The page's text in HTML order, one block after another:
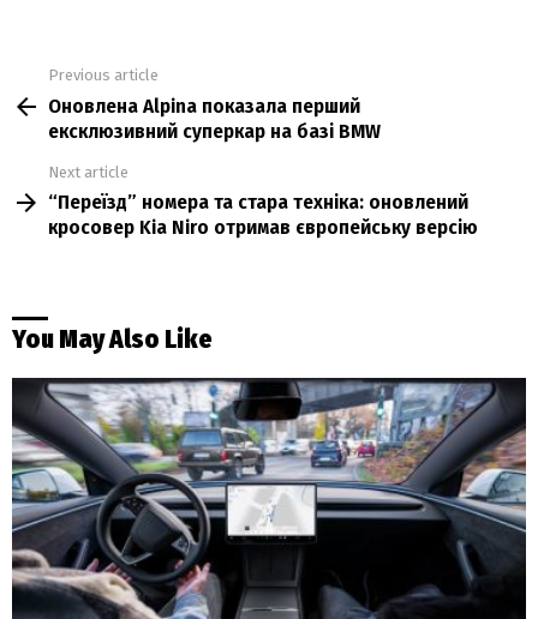
more
Previous article
Оновлена Alpina показала перший
ексклюзивний суперкар на базі BMW
Next article
“Переїзд” номера та стара техніка: оновлений
кросовер Kia Niro отримав європейську версію
You May Also Like